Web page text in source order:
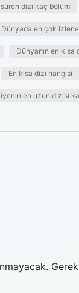
süren dizi kaç bölüm
Dünyada en çok
Dünyanın en
En kısa dizi hangisi
en uzun dizisi